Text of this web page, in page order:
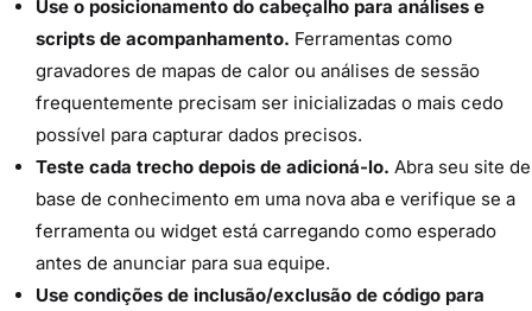
Use o posicionamento do cabeçalho para análises e
scripts de acompanhamento. Ferramentas como
gravadores de mapas de calor ou análises de sessão
frequentemente precisam ser inicializadas o mais cedo
possível para capturar dados precisos.
Teste cada trecho depois de adicioná-lo. Abra seu site de
base de conhecimento em uma nova aba e verifique se a
ferramenta ou widget está carregando como esperado
antes de anunciar para sua equipe.
Use condições de inclusão/exclusão de código para